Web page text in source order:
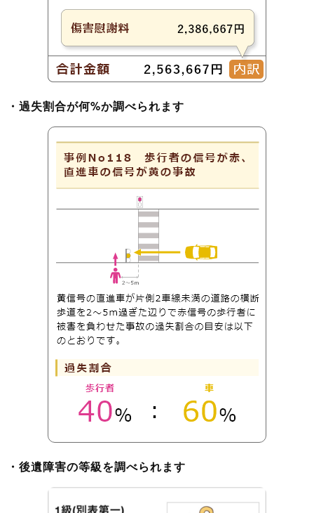
・過失割合が何%か調べられます
・後遺障害の等級を調べられます